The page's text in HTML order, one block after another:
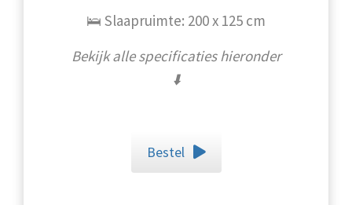
🛌 Slaapruimte: 200 x 125 cm
Bekijk alle specificaties hieronder
⬇️
Bestel